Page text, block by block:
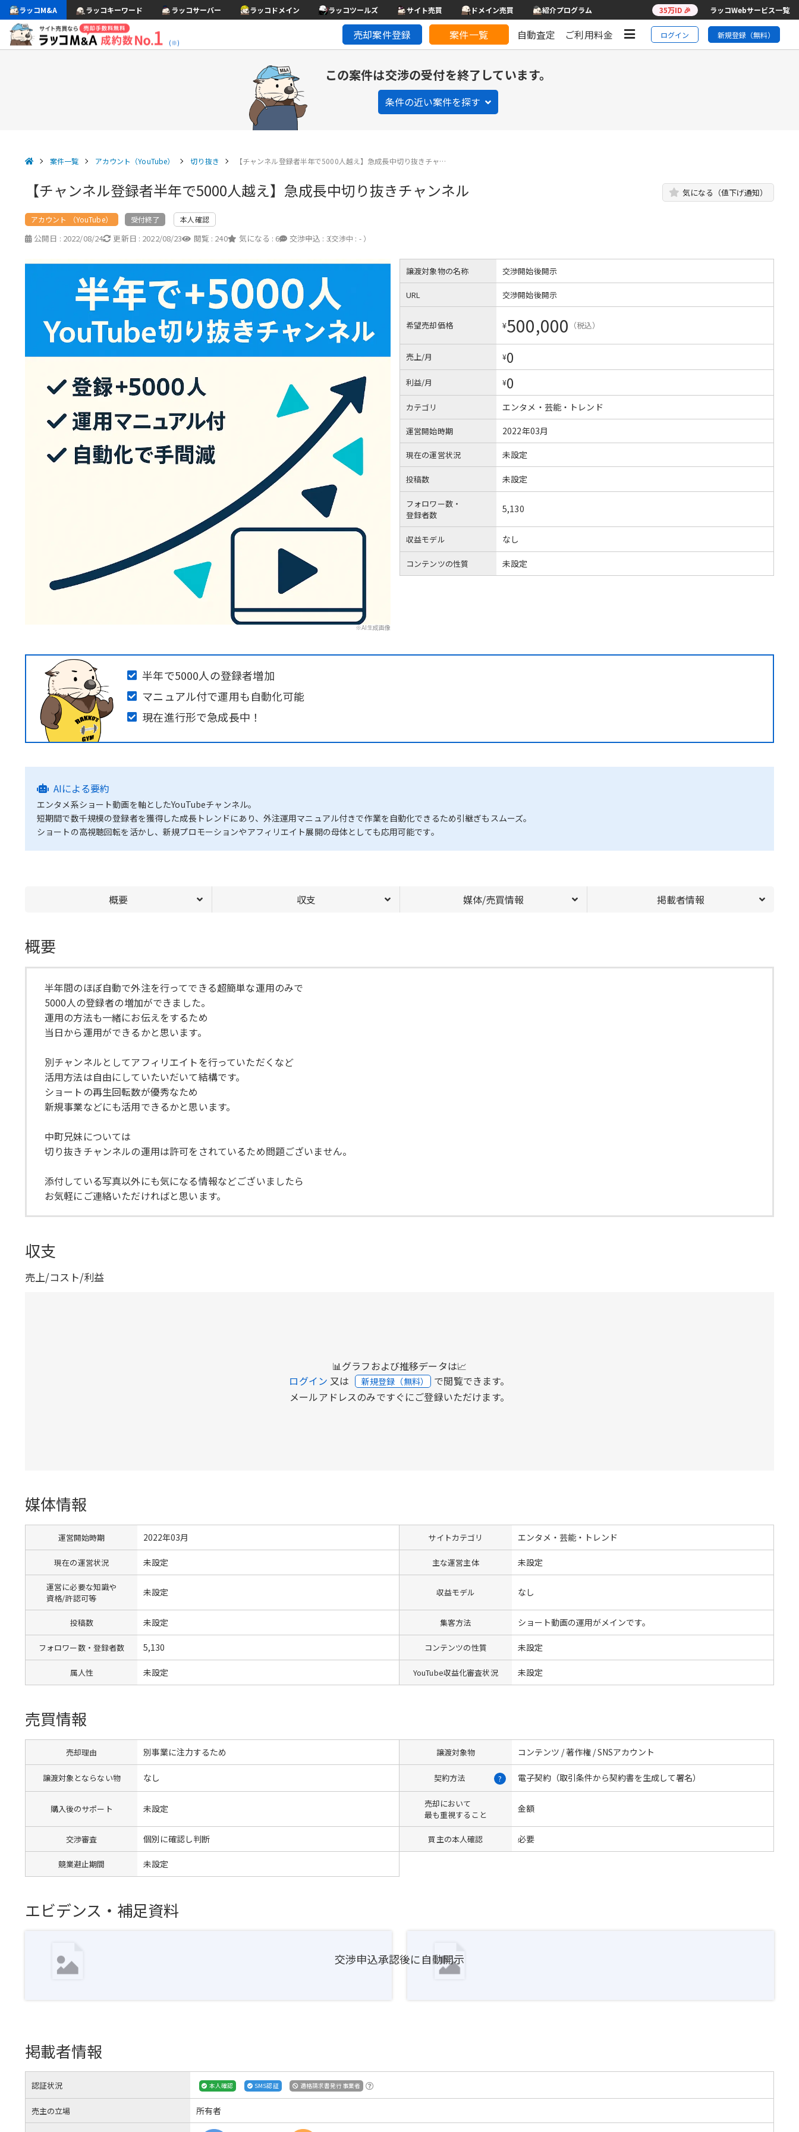
ラッコM&A ラッコキーワード ラッコサーバー ラッコドメイン ラッコツールズ サイト売買 ドメイン売買 紹介プログラム 35万ID 🎉 ラッコWebサービス一覧
(※)
売却案件登録 案件一覧 自動査定 ご利用料金 ログイン 新規登録（無料）
この案件は交渉の受付を終了しています。
条件の近い案件を探す
案件一覧 アカウント（YouTube） 切り抜き 【チャンネル登録者半年で5000人越え】急成長中切り抜きチャ…
【チャンネル登録者半年で5000人越え】急成長中切り抜きチャンネル 気になる（値下げ通知）
アカウント （YouTube） 受付終了 本人確認
公開日 : 2022/08/24 更新日 : 2022/08/23 閲覧 : 240 気になる : 6 交渉申込 : 3
（交渉中 : - ）
※AI生成画像
譲渡対象物の名称 交渉開始後開示
URL 交渉開始後開示
希望売却価格 ¥500,000 （税込）
売上/月 ¥0
利益/月 ¥0
カテゴリ エンタメ・芸能・トレンド
運営開始時期 2022年03月
現在の運営状況 未設定
投稿数 未設定
フォロワー数・
登録者数
5,130
収益モデル なし
コンテンツの性質 未設定
半年で5000人の登録者増加
マニュアル付で運用も自動化可能
現在進行形で急成長中！
AIによる要約
エンタメ系ショート動画を軸としたYouTubeチャンネル。
短期間で数千規模の登録者を獲得した成長トレンドにあり、外注運用マニュアル付きで作業を自動化できるため引継ぎもスムーズ。
ショートの高視聴回転を活かし、新規プロモーションやアフィリエイト展開の母体としても応用可能です。
概要 収支 媒体/売買情報 掲載者情報
概要
半年間のほぼ自動で外注を行ってできる超簡単な運用のみで
5000人の登録者の増加ができました。
運用の方法も一緒にお伝えをするため
当日から運用ができるかと思います。
別チャンネルとしてアフィリエイトを行っていただくなど
活用方法は自由にしていたいだいて結構です。
ショートの再生回転数が優秀なため
新規事業などにも活用できるかと思います。
中町兄妹については
切り抜きチャンネルの運用は許可をされているため問題ございません。
添付している写真以外にも気になる情報などございましたら
お気軽にご連絡いただければと思います。
収支
売上/コスト/利益
📊グラフおよび推移データは📈
ログイン 又は 新規登録（無料） で閲覧できます。
メールアドレスのみですぐにご登録いただけます。
媒体情報
運営開始時期 2022年03月 サイトカテゴリ エンタメ・芸能・トレンド
現在の運営状況 未設定 主な運営主体 未設定
運営に必要な知識や
資格/許認可等
未設定 収益モデル なし
投稿数 未設定 集客方法 ショート動画の運用がメインです。
フォロワー数・登録者数 5,130 コンテンツの性質 未設定
属人性 未設定 YouTube収益化審査状況 未設定
売買情報
売却理由 別事業に注力するため 譲渡対象物 コンテンツ / 著作権 / SNSアカウント
譲渡対象とならない物 なし 契約方法 ? 電子契約（取引条件から契約書を生成して署名）
購入後のサポート 未設定
売却において
最も重視すること
金額
交渉審査 個別に確認し判断 買主の本人確認 必要
競業避止期間 未設定
エビデンス・補足資料
交渉申込承認後に自動開示
掲載者情報
認証状況 本人確認 SMS認証 適格請求書発行事業者
売主の立場 所有者